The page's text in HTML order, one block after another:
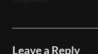
Leave a Reply